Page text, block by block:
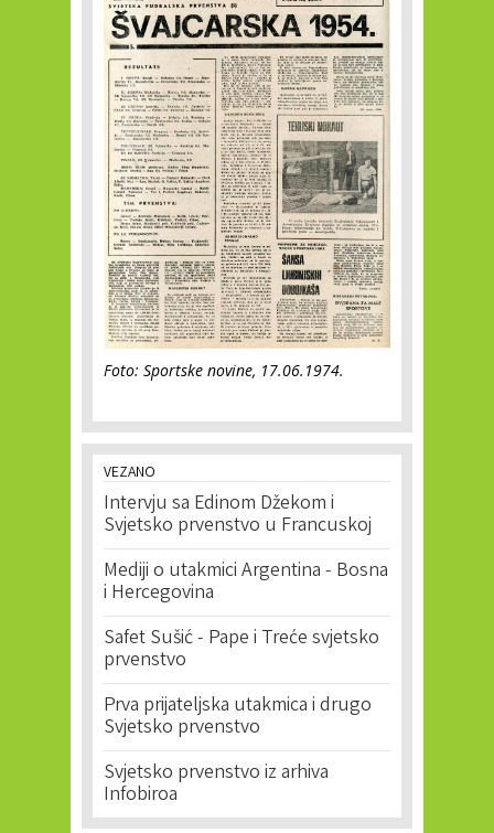
Foto: Sportske novine, 17.06.1974.
VEZANO
Intervju sa Edinom Džekom i
Svjetsko prvenstvo u Francuskoj
Mediji o utakmici Argentina - Bosna
i Hercegovina
Safet Sušić - Pape i Treće svjetsko
prvenstvo
Prva prijateljska utakmica i drugo
Svjetsko prvenstvo
Svjetsko prvenstvo iz arhiva
Infobiroa